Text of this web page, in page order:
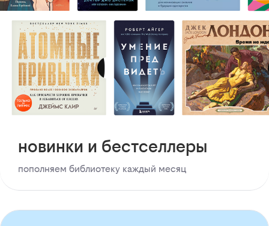
новинки и бестселлеры
пополняем библиотеку каждый месяц